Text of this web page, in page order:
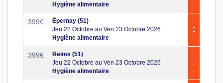
Hygiène alimentaire
399€
Épernay (51)
Jeu 22 Octobre au Ven 23 Octobre 2026
Hygiène alimentaire
399€
Reims (51)
Jeu 22 Octobre au Ven 23 Octobre 2026
Hygiène alimentaire